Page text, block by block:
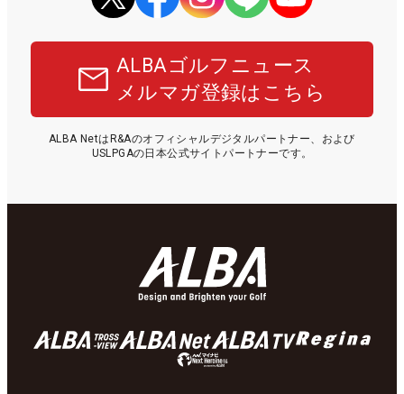
ALBAゴルフニュース
メルマガ登録はこちら
ALBA NetはR&Aのオフィシャルデジタルパートナー、および
USLPGAの日本公式サイトパートナーです。